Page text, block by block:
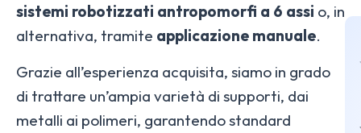
sistemi robotizzati antropomorfi a 6 assi o, in
alternativa, tramite applicazione manuale.
Grazie all’esperienza acquisita, siamo in grado
di trattare un’ampia varietà di supporti, dai
metalli ai polimeri, garantendo standard